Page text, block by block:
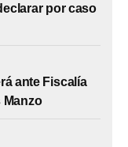
por caso
ante Fiscalía
Manzo